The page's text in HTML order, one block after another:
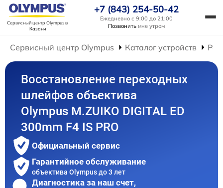
Сервисный центр Olympusв
Казани
+7 (843) 254-50-42
Ежедневно с 9:00 до 21:00
Позвонить мне утром
Сервисный центр Olympus Каталог устройств
Восстановление переходных
шлейфов объектива
Olympus M.ZUIKO DIGITAL ED
300mm F4 IS PRO
Официальный сервис
Гарантийное обслуживание
объектива Olympus до 3 лет
Диагностика за наш счет,